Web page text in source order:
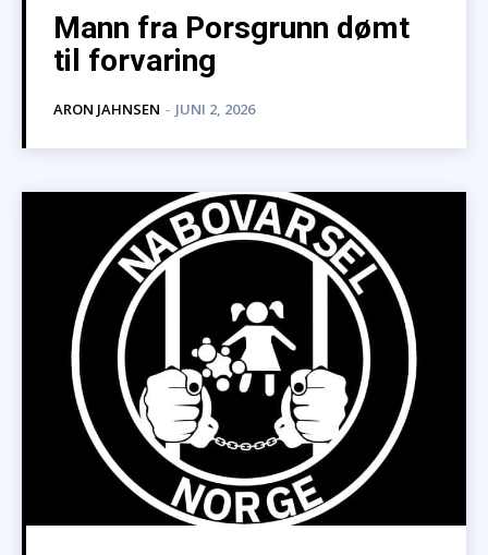
Mann fra Porsgrunn dømt
til forvaring
ARON JAHNSEN - JUNI 2, 2026